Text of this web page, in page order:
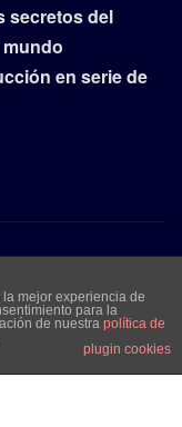
secretos del
en serie de
|Frankfurt
Contacto
mejor experiencia de
para la
de nuestra política de
plugin cookies